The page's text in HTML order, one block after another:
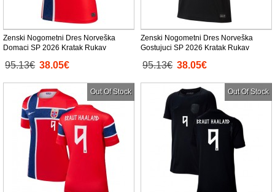
Zenski Nogometni Dres Norveška
Domaci SP 2026 Kratak Rukav
95.13€ 38.05€
Zenski Nogometni Dres Norveška
Gostujuci SP 2026 Kratak Rukav
95.13€ 38.05€
Out Of Stock Out Of Stock